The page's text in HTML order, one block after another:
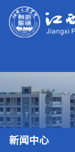
新闻中心